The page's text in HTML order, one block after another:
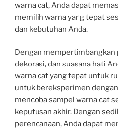
warna cat, Anda dapat
memilih warna yang tepat
dan kebutuhan Anda.
Dengan mempertimbangkan
dekorasi, dan suasana hati
warna cat yang tepat untuk
untuk bereksperimen
mencoba sampel warna cat
keputusan akhir. Dengan
perencanaan, Anda dapat